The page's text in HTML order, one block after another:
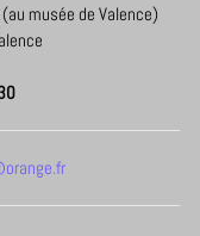
musée de Valence)